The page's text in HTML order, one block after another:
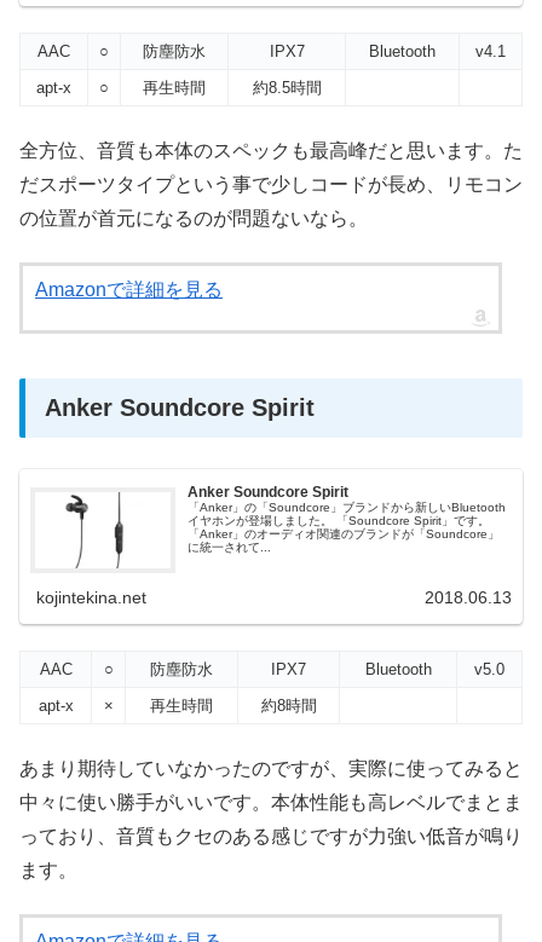
AAC ○ 防塵防水 IPX7 Bluetooth
v4.1
apt-x
○ 再生時間 約8.5時間
全方位、音質も本体のスペックも最高峰だと思います。た
だスポーツタイプという事で少しコードが長め、リモコン
の位置が首元になるのが問題ないなら。
Amazonで詳細を見る
Anker Soundcore Spirit
Anker Soundcore Spirit
「Anker」の「Soundcore」ブランドから新しいBluetooth
イヤホンが登場しました。 「Soundcore Spirit」です。
「Anker」のオーディオ関連のブランドが「Soundcore」
に統一されて...
kojintekina.net 2018.06.13
AAC ○ 防塵防水 IPX7 Bluetooth
v5.0
apt-x
× 再生時間 約8時間
あまり期待していなかったのですが、実際に使ってみると
中々に使い勝手がいいです。本体性能も高レベルでまとま
っており、音質もクセのある感じですが力強い低音が鳴り
ます。